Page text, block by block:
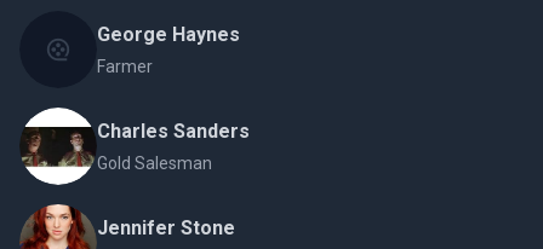
George Haynes
Farmer
Charles Sanders
Gold Salesman
Jennifer Stone